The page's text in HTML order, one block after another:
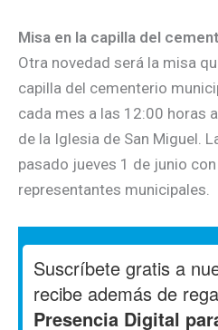
Misa en la capilla del
Otra novedad será la misa
capilla del cementerio
cada mes a las 12:00 horas
de la Iglesia de San Miguel.
pasado jueves 1 de junio
representantes municipales.